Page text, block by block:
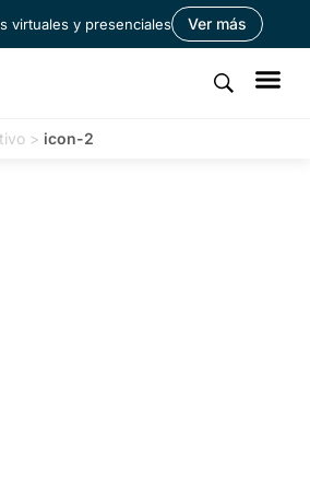
virtuales y presenciales Ver más
> icon-2